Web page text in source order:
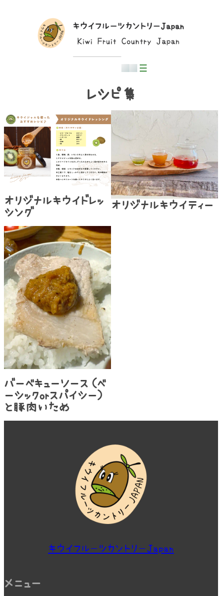
English
日本語
中文
レシピ集
オリジナルキウイドレッ
シング
オリジナルキウイティー
バーベキューソース（ベ
ーシックorスパイシー）
と豚肉いため
キウイフルーツカントリーJapan
メニュー